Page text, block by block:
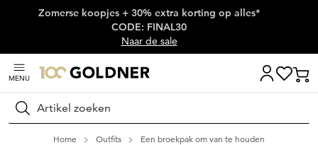
Skip naar hoofdinhoud
Zomerse koopjes + 30% extra korting op alles*
CODE: FINAL30
Naar de sale
MENU
Zoeken
Home Outfits Een broekpak om van te houden